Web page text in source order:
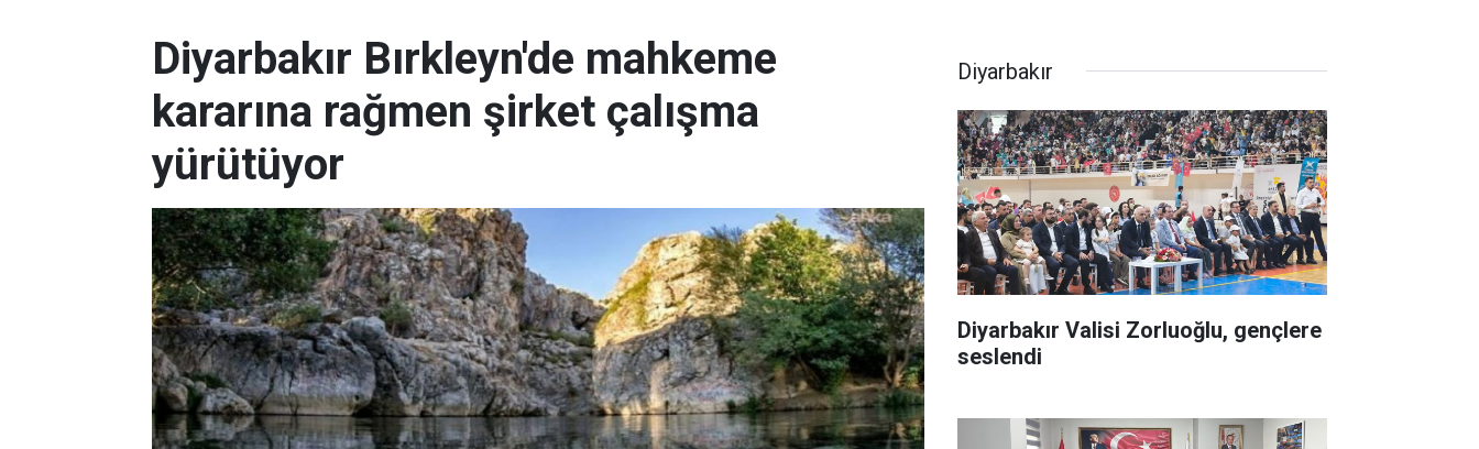
Diyarbakır Bırkleyn'de mahkeme
kararına rağmen şirket çalışma
yürütüyor
Diyarbakır
Diyarbakır Valisi Zorluoğlu, gençlere
seslendi